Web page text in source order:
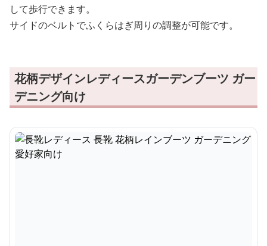
して歩行できます。
サイドのベルトでふくらはぎ周りの調整が可能です。
花柄デザインレディースガーデンブーツ ガー
デニング向け